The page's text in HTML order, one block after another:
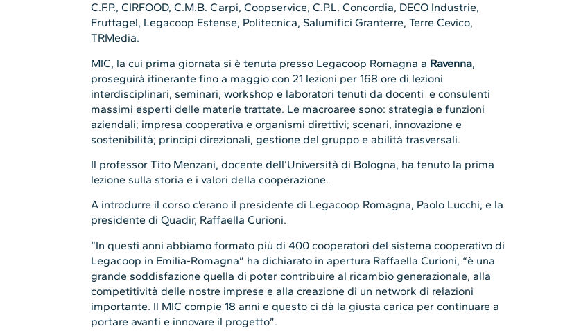
C.F.P., CIRFOOD, C.M.B. Carpi, Coopservice, C.P.L. Concordia, DECO Industrie,
Fruttagel, Legacoop Estense, Politecnica, Salumifici Granterre, Terre Cevico,
TRMedia.
MIC, la cui prima giornata si è tenuta presso Legacoop Romagna a Ravenna,
proseguirà itinerante fino a maggio con 21 lezioni per 168 ore di lezioni
interdisciplinari, seminari, workshop e laboratori tenuti da docenti e consulenti
massimi esperti delle materie trattate. Le macroaree sono: strategia e funzioni
aziendali; impresa cooperativa e organismi direttivi; scenari, innovazione e
sostenibilità; principi direzionali, gestione del gruppo e abilità trasversali.
Il professor Tito Menzani, docente dell’Università di Bologna, ha tenuto la prima
lezione sulla storia e i valori della cooperazione.
A introdurre il corso c’erano il presidente di Legacoop Romagna, Paolo Lucchi, e la
presidente di Quadir, Raffaella Curioni.
“In questi anni abbiamo formato più di 400 cooperatori del sistema cooperativo di
Legacoop in Emilia-Romagna” ha dichiarato in apertura Raffaella Curioni, “è una
grande soddisfazione quella di poter contribuire al ricambio generazionale, alla
competitività delle nostre imprese e alla creazione di un network di relazioni
importante. Il MIC compie 18 anni e questo ci dà la giusta carica per continuare a
portare avanti e innovare il progetto”.